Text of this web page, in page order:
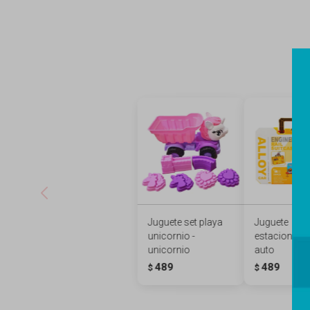
Juguete set playa
unicornio -
unicornio
$ 489
Juguete
auto
$ 489